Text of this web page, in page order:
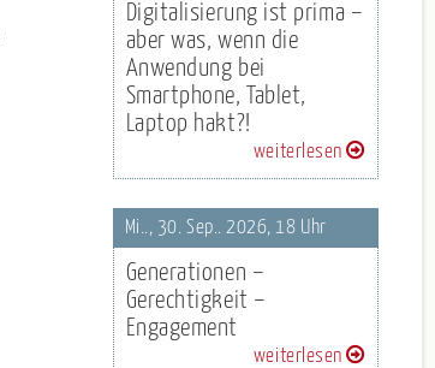
Digitalisierung ist prima –
aber was, wenn die
Anwendung bei
Smartphone, Tablet,
Laptop hakt?!
weiterlesen
Mi.., 30. Sep.. 2026, 18 Uhr
Generationen –
Gerechtigkeit –
Engagement
weiterlesen